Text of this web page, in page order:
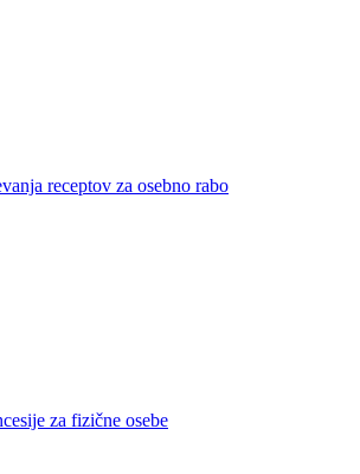
receptov za osebno rabo
za fizične osebe